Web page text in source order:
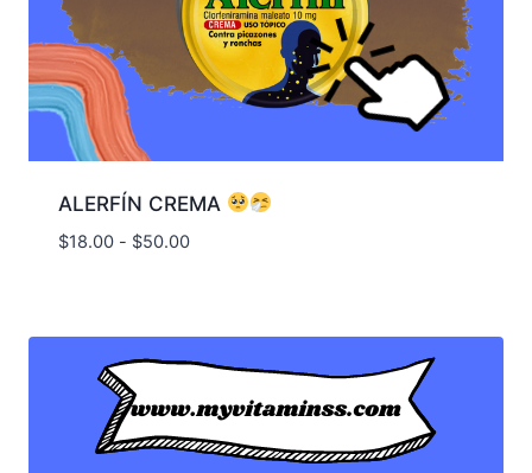
ALERFÍN CREMA
$18.00 - $50.00Rango
hasta
$50.00